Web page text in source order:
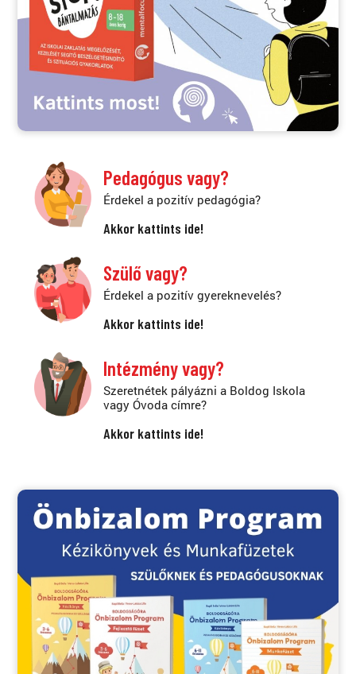
Pedagógus vagy?
Érdekel a pozitív pedagógia?
Akkor kattints ide!
Szülő vagy?
Érdekel a pozitív gyereknevelés?
Akkor kattints ide!
Intézmény vagy?
Szeretnétek pályázni a Boldog Iskola
vagy Óvoda címre?
Akkor kattints ide!